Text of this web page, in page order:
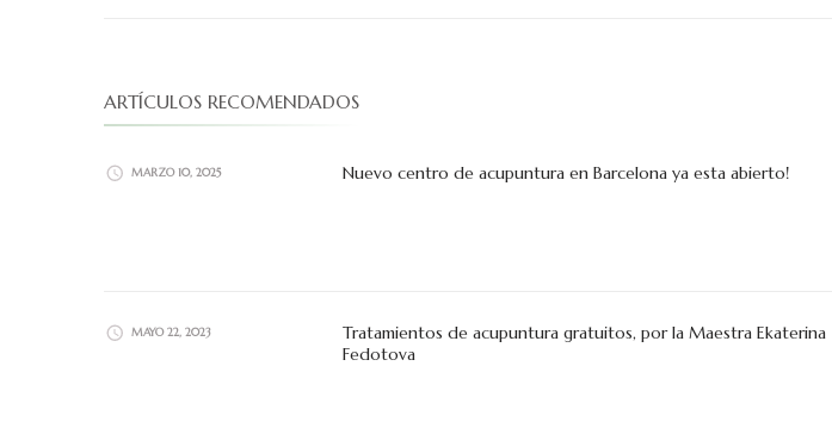
ARTÍCULOS RECOMENDADOS
MARZO 10, 2025 Nuevo centro de acupuntura en Barcelona ya esta abierto!
MAYO 22, 2023
Tratamientos de acupuntura gratuitos, por la Maestra Ekaterina
Fedotova